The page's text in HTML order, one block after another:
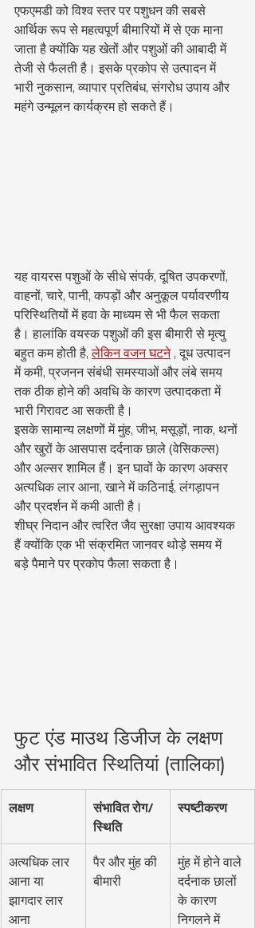
एफएमडी को विश्व स्तर पर पशुधन की सबसे
आर्थिक रूप से महत्वपूर्ण बीमारियों में से एक माना
जाता है क्योंकि यह खेतों और पशुओं की आबादी में
तेजी से फैलती है। इसके प्रकोप से उत्पादन में
भारी नुकसान, व्यापार प्रतिबंध, संगरोध उपाय और
महंगे उन्मूलन कार्यक्रम हो सकते हैं।
यह वायरस पशुओं के सीधे संपर्क, दूषित उपकरणों,
वाहनों, चारे, पानी, कपड़ों और अनुकूल पर्यावरणीय
परिस्थितियों में हवा के माध्यम से भी फैल सकता
है। हालांकि वयस्क पशुओं की इस बीमारी से मृत्यु
बहुत कम होती है, लेकिन वजन घटने , दूध उत्पादन
में कमी, प्रजनन संबंधी समस्याओं और लंबे समय
तक ठीक होने की अवधि के कारण उत्पादकता में
भारी गिरावट आ सकती है।
इसके सामान्य लक्षणों में मुंह, जीभ, मसूड़ों, नाक, थनों
और खुरों के आसपास दर्दनाक छाले (वेसिकल्स)
और अल्सर शामिल हैं। इन घावों के कारण अक्सर
अत्यधिक लार आना, खाने में कठिनाई, लंगड़ापन
और प्रदर्शन में कमी आती है।
शीघ्र निदान और त्वरित जैव सुरक्षा उपाय आवश्यक
हैं क्योंकि एक भी संक्रमित जानवर थोड़े समय में
बड़े पैमाने पर प्रकोप फैला सकता है।
फुट एंड माउथ डिजीज के लक्षण
और संभावित स्थितियां (तालिका)
लक्षण
संभावित रोग/
स्थिति
स्पष्टीकरण
अत्यधिक लार
आना या
झागदार लार
आना
पैर और मुंह की
बीमारी
मुंह में होने वाले
दर्दनाक छालों
के कारण
निगलने में